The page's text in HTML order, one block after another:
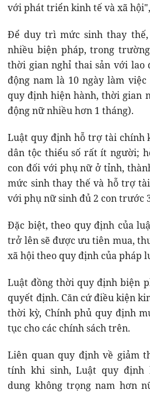
với phát triển kinh tế và xã
Để duy trì mức sinh thay
nhiều biện pháp, trong
thời gian nghỉ thai sản với lao
động nam là 10 ngày làm
quy định hiện hành, thời gian
động nữ nhiều hơn 1 tháng).
Luật quy định hỗ trợ tài chính
dân tộc thiểu số rất ít người;
con đối với phụ nữ ở tỉnh,
mức sinh thay thế và hỗ trợ
với phụ nữ sinh đủ 2 con trước
Đặc biệt, theo quy định của
trở lên sẽ được ưu tiên mua,
xã hội theo quy định của pháp
Luật đồng thời quy định biện
quyết định. Căn cứ điều kiện
thời kỳ, Chính phủ quy định
tục cho các chính sách trên.
Liên quan quy định về giảm
tính khi sinh, Luật quy định
dung không trọng nam hơn